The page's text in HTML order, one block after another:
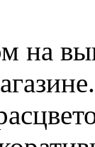
на